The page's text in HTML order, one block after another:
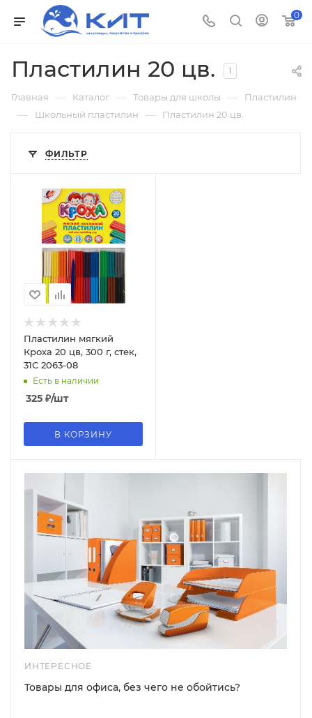
0
Пластилин 20 цв. 1
Главная — Каталог — Товары для школы — Пластилин
— Школьный пластилин — Пластилин 20 цв.
ФИЛЬТР
Пластилин мягкий
Кроха 20 цв, 300 г, стек,
31С 2063-08
Есть в наличии
325 ₽/шт
В КОРЗИНУ
ИНТЕРЕСНОЕ
Товары для офиса, без чего не обойтись?